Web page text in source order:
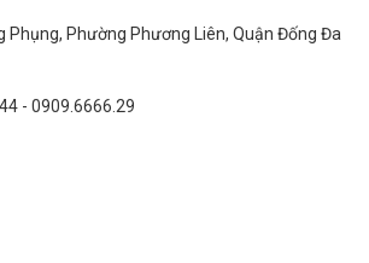
Phụng, Phường Phương Liên, Quận Đống Đa
- 0909.6666.29